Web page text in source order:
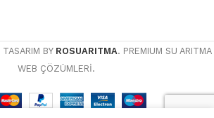
BY ROSUARITMA. PREMIUM SU ARITMA
WEB ÇÖZÜMLERİ.